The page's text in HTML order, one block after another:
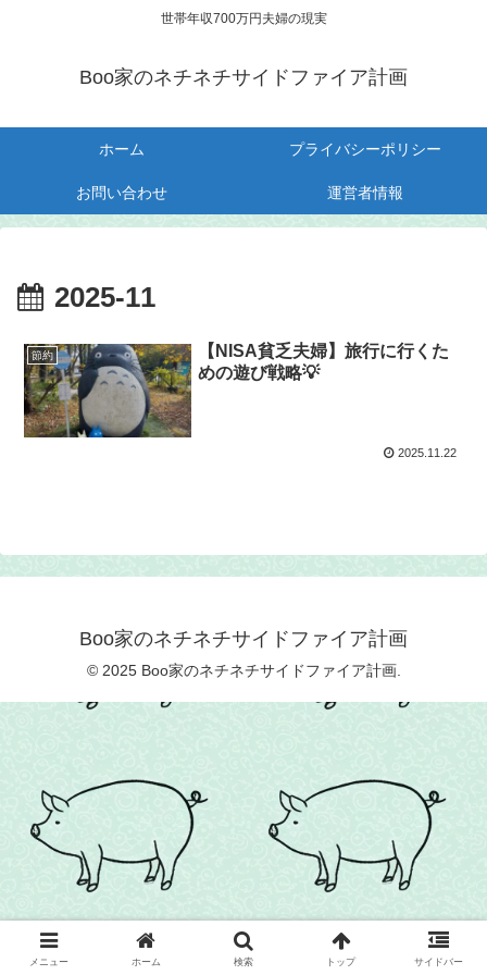
世帯年収700万円夫婦の現実
Boo家のネチネチサイドファイア計画
ホーム プライバシーポリシー
お問い合わせ 運営者情報
2025-11
節約
【NISA貧乏夫婦】旅行に行くた
めの遊び戦略💡
2025.11.22
Boo家のネチネチサイドファイア計画
© 2025 Boo家のネチネチサイドファイア計画.
メニュー ホーム 検索 トップ サイドバー